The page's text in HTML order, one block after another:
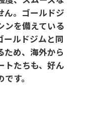
ん。ゴールドジ
ンを備えている
ールドジムと同
ため、海外から
トたちも、好ん
す。